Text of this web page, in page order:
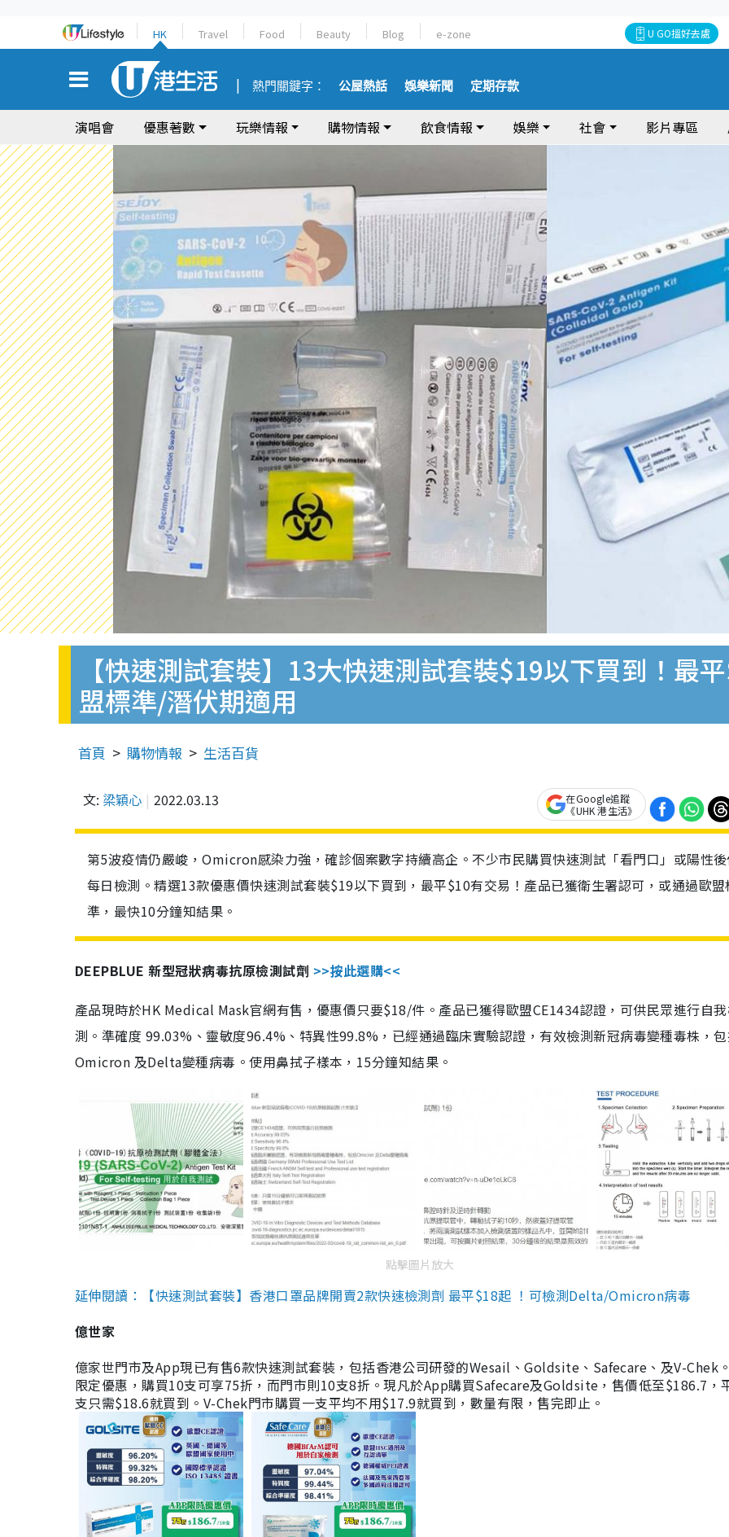
HK Travel Food Beauty Blog e-zone U GO搵好去處
熱門關鍵字： 公屋熱話 娛樂新聞 定期存款
演唱會 優惠著數 玩樂情報 購物情報 飲食情報 娛樂 社會 影片專區
【快速測試套裝】13大快速測試套裝$19以下買到！最
盟標準/潛伏期適用
首頁 購物情報 生活百貨
文: 梁穎心 2022.03.13
在Google追蹤
《UHK 港生活》
第5波疫情仍嚴峻，Omicron感染力強，確診個案數字持續高企。不少市民購買快速測試「看門口」或陽性
每日檢測。精選13款優惠價快速測試套裝$19以下買到，最平$10有交易！產品已獲衛生署認可，或通過歐盟
準，最快10分鐘知結果。
DEEPBLUE 新型冠狀病毒抗原檢測試劑 >>按此選購<<
產品現時於HK Medical Mask官網有售，優惠價只要$18/件。產品已獲得歐盟CE1434認證，可供民眾進行自
測。準確度 99.03%、靈敏度96.4%、特異性99.8%，已經通過臨床實驗認證，有效檢測新冠病毒變種毒株，
Omicron 及Delta變種病毒。使用鼻拭子樣本，15分鐘知結果。
點擊圖片放大
延伸閱讀：【快速測試套裝】香港口罩品牌開賣2款快速檢測劑 最平$18起 ！可檢測Delta/Omicron病毒
億世家
億家世門市及App現已有售6款快速測試套裝，包括香港公司研發的Wesail、Goldsite、Safecare、及V-Chek
限定優惠，購買10支可享75折，而門市則10支8折。現凡於App購買Safecare及Goldsite，售價低至$186.7，
支只需$18.6就買到。V-Chek門市購買一支平均不用$17.9就買到，數量有限，售完即止。